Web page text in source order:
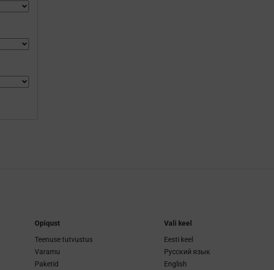
Opiqust
Teenuse tutvustus
Varamu
Paketid
Vali keel
Eesti keel
Русский язык
English